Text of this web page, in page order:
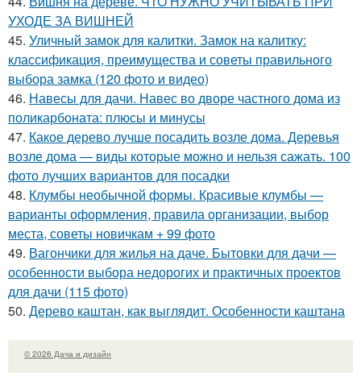
УХОДЕ ЗА ВИШНЕЙ
45. Уличный замок для калитки. Замок на калитку:
классификация, преимущества и советы правильного
выбора замка (120 фото и видео)
46. Навесы для дачи. Навес во дворе частного дома из
поликарбоната: плюсы и минусы
47. Какое дерево лучше посадить возле дома. Деревья
возле дома — виды которые можно и нельзя сажать. 100
фото лучших вариантов для посадки
48. Клумбы необычной формы. Красивые клумбы —
варианты оформления, правила организации, выбор
места, советы новичкам + 99 фото
49. Вагончики для жилья на даче. Бытовки для дачи —
особенности выбора недорогих и практичных проектов
для дачи (115 фото)
50. Дерево каштан, как выглядит. Особенности каштана
© 2026 Дача и дизайн